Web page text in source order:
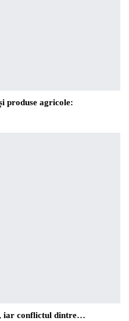
produse agricole:
iar conflictul dintre…